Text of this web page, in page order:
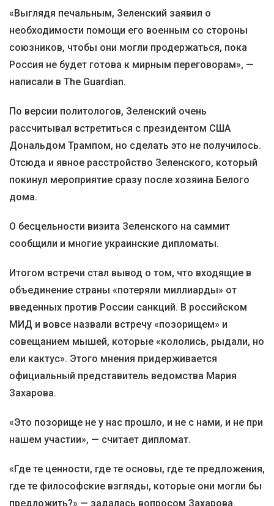
«Выглядя печальным, Зеленский заявил о
необходимости помощи его военным со стороны
союзников, чтобы они могли продержаться, пока
Россия не будет готова к мирным переговорам», —
написали в The Guardian.
По версии политологов, Зеленский очень
рассчитывал встретиться с президентом США
Дональдом Трампом, но сделать это не получилось.
Отсюда и явное расстройство Зеленского, который
покинул мероприятие сразу после хозяина Белого
дома.
О бесцельности визита Зеленского на саммит
сообщили и многие украинские дипломаты.
Итогом встречи стал вывод о том, что входящие в
объединение страны «потеряли миллиарды» от
введенных против России санкций. В российском
МИД и вовсе назвали встречу «позорищем» и
совещанием мышей, которые «кололись, рыдали, но
ели кактус». Этого мнения придерживается
официальный представитель ведомства Мария
Захарова.
«Это позорище не у нас прошло, и не с нами, и не при
нашем участии», — считает дипломат.
«Где те ценности, где те основы, где те предложения,
где те философские взгляды, которые они могли бы
предложить?» — задалась вопросом Захарова.